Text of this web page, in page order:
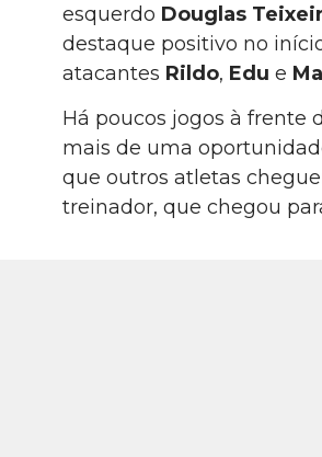
esquerdo Douglas
destaque positivo no
atacantes Rildo, Edu e
Há poucos jogos à frente
mais de uma
que outros atletas
treinador, que chegou